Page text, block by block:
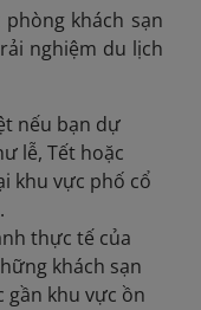
khách sạn
nghiệm du lịch
nếu bạn dự
lễ, Tết hoặc
khu vực phố cổ
thực tế của
khách sạn
gần khu vực ồn